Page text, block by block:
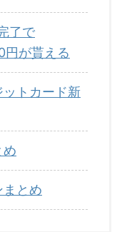
了で
が貰える
トカード新
め
まとめ